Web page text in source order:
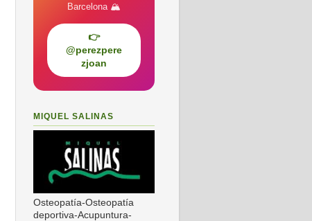
Barcelona 🏔️
👉
@perezpere
zjoan
MIQUEL SALINAS
Osteopatía-Osteopatía
deportiva-Acupuntura-